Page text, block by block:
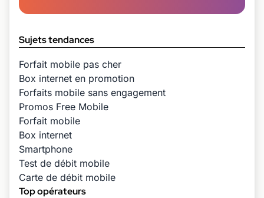
Sujets tendances
Forfait mobile pas cher
Box internet en promotion
Forfaits mobile sans engagement
Promos Free Mobile
Forfait mobile
Box internet
Smartphone
Test de débit mobile
Carte de débit mobile
Top opérateurs